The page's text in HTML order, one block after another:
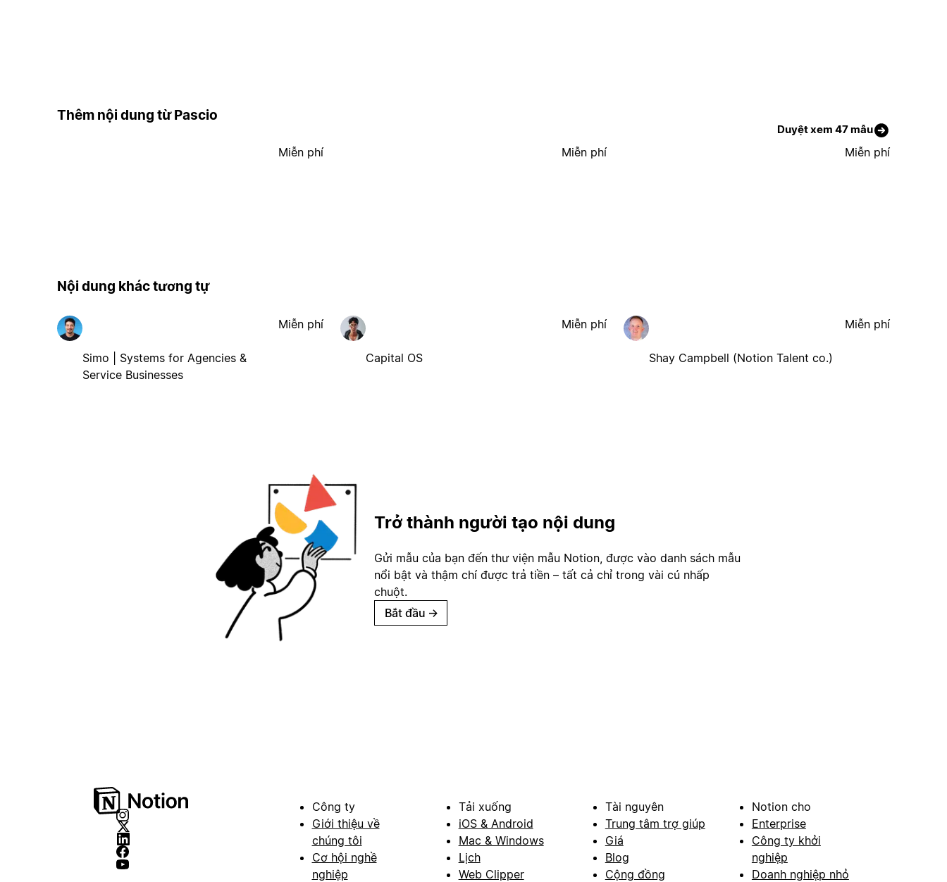
Thêm nội dung từ Pascio
Duyệt xem 47 mẫu
Miễn phí Miễn phí Miễn phí
Nội dung khác tương tự
Simo | Systems for Agencies &
Service Businesses
Miễn phí
Capital OS
Miễn phí
Shay Campbell (Notion Talent co.)
Miễn phí
Trở thành người tạo nội dung
Gửi mẫu của bạn đến thư viện mẫu Notion, được vào danh sách mẫu
nổi bật và thậm chí được trả tiền – tất cả chỉ trong vài cú nhấp
chuột.
Bắt đầu →
Công ty
Giới thiệu về
chúng tôi
Cơ hội nghề
nghiệp
Tải xuống
iOS & Android
Mac & Windows
Lịch
Web Clipper
Tài nguyên
Trung tâm trợ giúp
Giá
Blog
Cộng đồng
Notion cho
Enterprise
Công ty khởi
nghiệp
Doanh nghiệp nhỏ